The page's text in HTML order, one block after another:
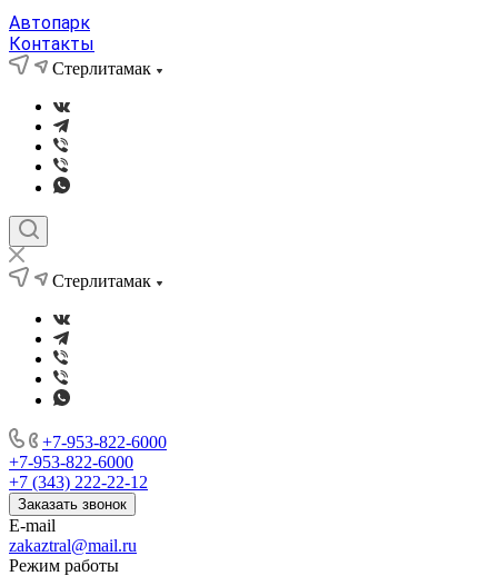
Автопарк
Контакты
Стерлитамак
Стерлитамак
+7-953-822-6000
+7-953-822-6000
+7 (343) 222-22-12
Заказать звонок
E-mail
zakaztral@mail.ru
Режим работы